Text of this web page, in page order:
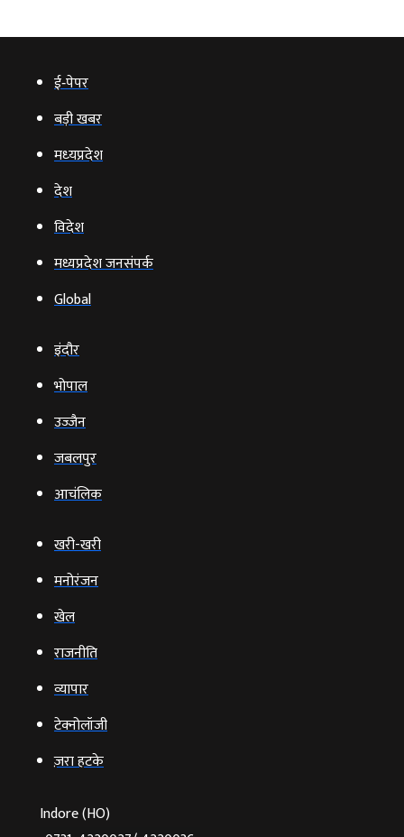
ई‑पेपर
बड़ी खबर
मध्‍यप्रदेश
देश
विदेश
मध्यप्रदेश जनसंपर्क
Global
इंदौर
भोपाल
उज्‍जैन
जबलपुर
आचंलिक
खरी-खरी
मनोरंजन
खेल
राजनीति
व्‍यापार
टेक्‍नोलॉजी
ज़रा हटके
Indore (HO)